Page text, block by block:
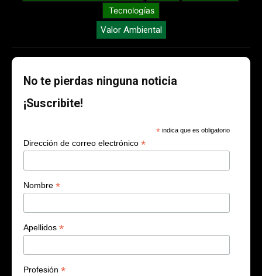
Tecnologías
Valor Ambiental
No te pierdas ninguna noticia
¡Suscribite!
* indica que es obligatorio
Dirección de correo electrónico *
Nombre *
Apellidos *
Profesión *